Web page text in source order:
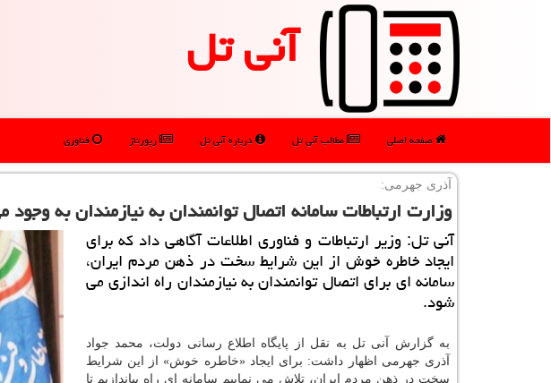
آنی تل
صفحه اصلی مطالب آنی تل درباره آنی تل رپورتاژ فناوری
آذری جهرمی:
وزارت ارتباطات سامانه اتصال توانمندان به نیازمندان به وجود
آنی تل: وزیر ارتباطات و فناوری اطلاعات آگاهی داد كه برای
ایجاد خاطره خوش از این شرایط سخت در ذهن مردم ایران،
سامانه ای برای اتصال توانمندان به نیازمندان راه اندازی می
شود.
به گزارش آنی تل به نقل از پایگاه اطلاع رسانی دولت، محمد جواد
آذری جهرمی اظهار داشت: برای ایجاد «خاطره خوش» از این شرایط
سخت در ذهن مردم ایران، تلاش می نماییم سامانه ای راه بیاندازیم تا